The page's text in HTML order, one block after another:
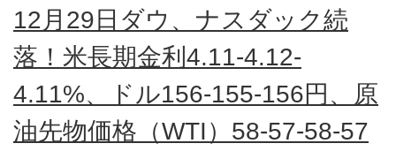
12月29日ダウ、ナスダック続
落！米長期金利4.11-4.12-
4.11%、ドル156-155-156円、原
油先物価格（WTI）58-57-58-57